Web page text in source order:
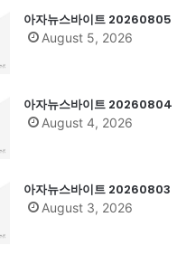
아자뉴스바이트 20260805
August 5, 2026
아자뉴스바이트 20260804
August 4, 2026
아자뉴스바이트 20260803
August 3, 2026